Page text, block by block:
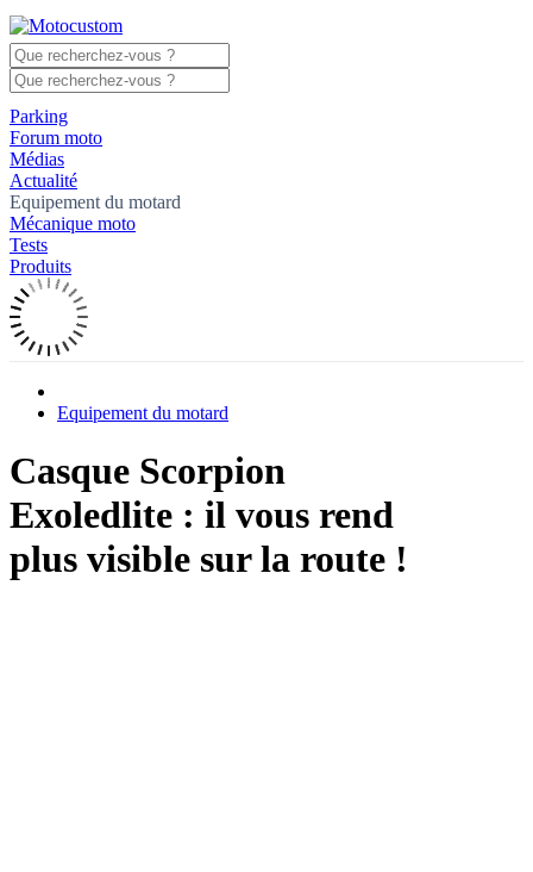
Parking
Forum moto
Médias
Actualité
Equipement du motard
Mécanique moto
Tests
Produits
Equipement du motard
Casque Scorpion
Exoledlite : il vous rend
plus visible sur la route !